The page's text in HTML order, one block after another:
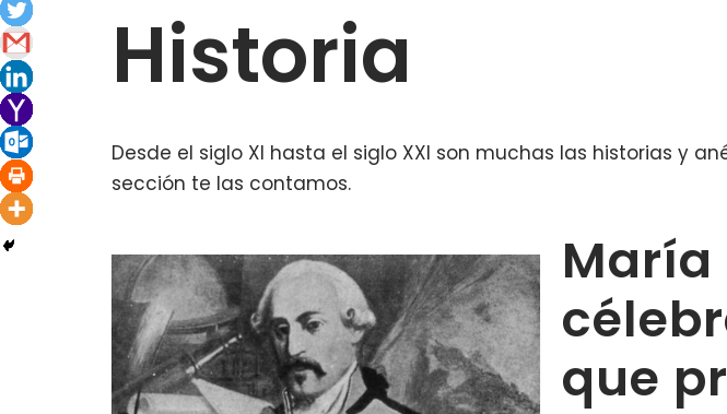
Historia
Desde el siglo XI hasta el siglo XXI son muchas las historias y
sección te las contamos.
María
que